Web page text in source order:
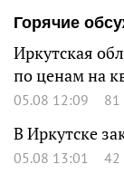
Горячие
Иркутская
по ценам на
05.08 12:09 81
В Иркутске
05.08 13:01 42